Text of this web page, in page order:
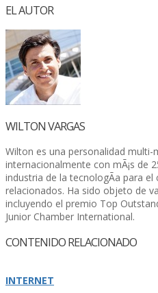
EL AUTOR
WILTON VARGAS
Wilton es una personalidad multi-
internacionalmente con mÃ¡s de
industria de la tecnologÃ­a para
relacionados. Ha sido objeto de
incluyendo el premio Top
Junior Chamber International.
CONTENIDO RELACIONADO
INTERNET